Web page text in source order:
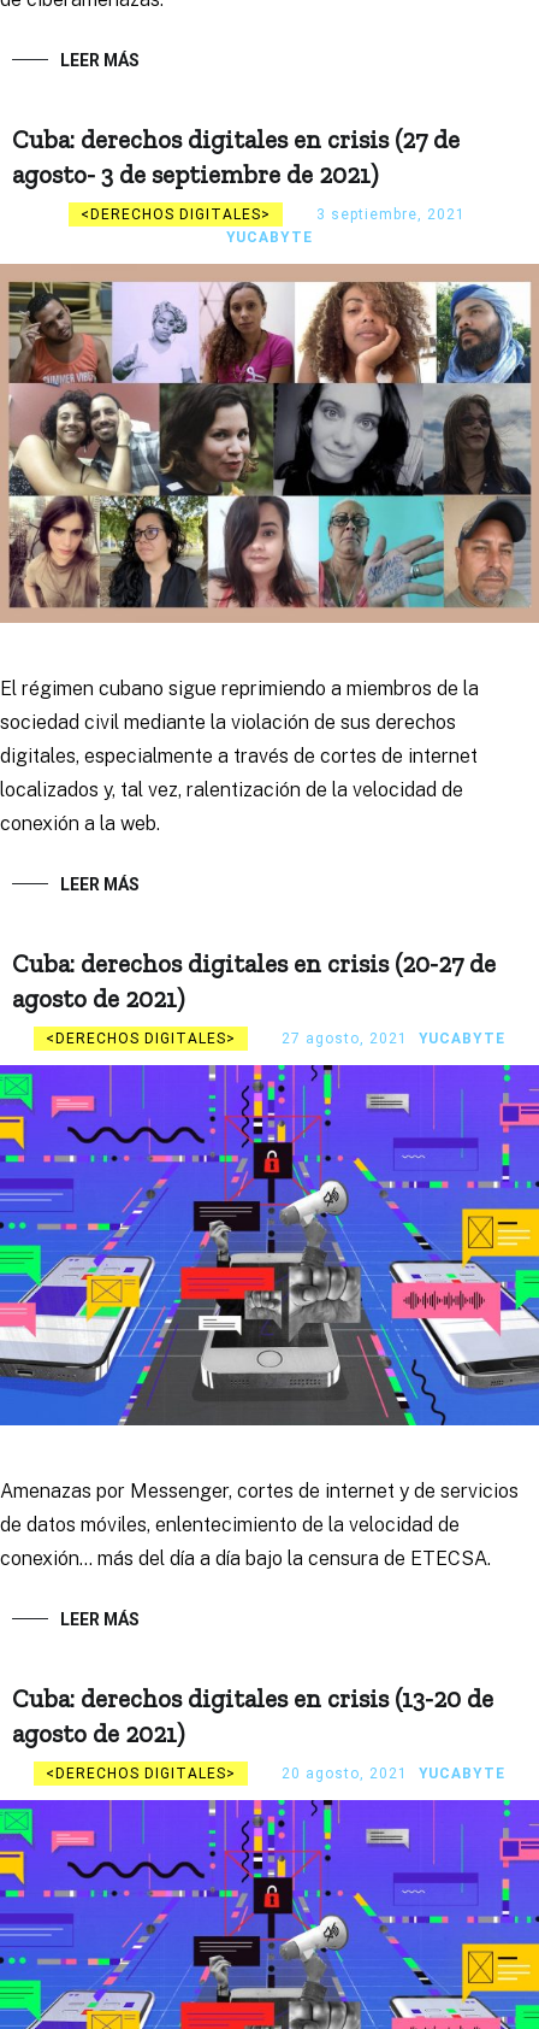
LEER MÁS
Cuba: derechos digitales en crisis (27 de
agosto- 3 de septiembre de 2021)
DERECHOS DIGITALES
3 septiembre, 2021
YUCABYTE
El régimen cubano sigue reprimiendo a miembros de la
sociedad civil mediante la violación de sus derechos
digitales, especialmente a través de cortes de internet
localizados y, tal vez, ralentización de la velocidad de
conexión a la web.
LEER MÁS
Cuba: derechos digitales en crisis (20-27 de
agosto de 2021)
DERECHOS DIGITALES 27 agosto, 2021 YUCABYTE
Amenazas por Messenger, cortes de internet y de servicios
de datos móviles, enlentecimiento de la velocidad de
conexión… más del día a día bajo la censura de ETECSA.
LEER MÁS
Cuba: derechos digitales en crisis (13-20 de
agosto de 2021)
DERECHOS DIGITALES 20 agosto, 2021 YUCABYTE